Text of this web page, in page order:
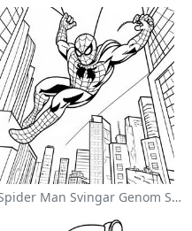
Spider Man Svingar Genom Staden Målarbild